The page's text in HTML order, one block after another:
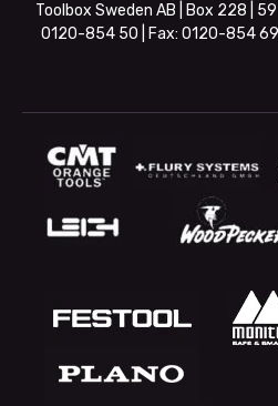
Toolbox Sweden AB | Box 228 |
0120-854 50 | Fax: 0120-854 69